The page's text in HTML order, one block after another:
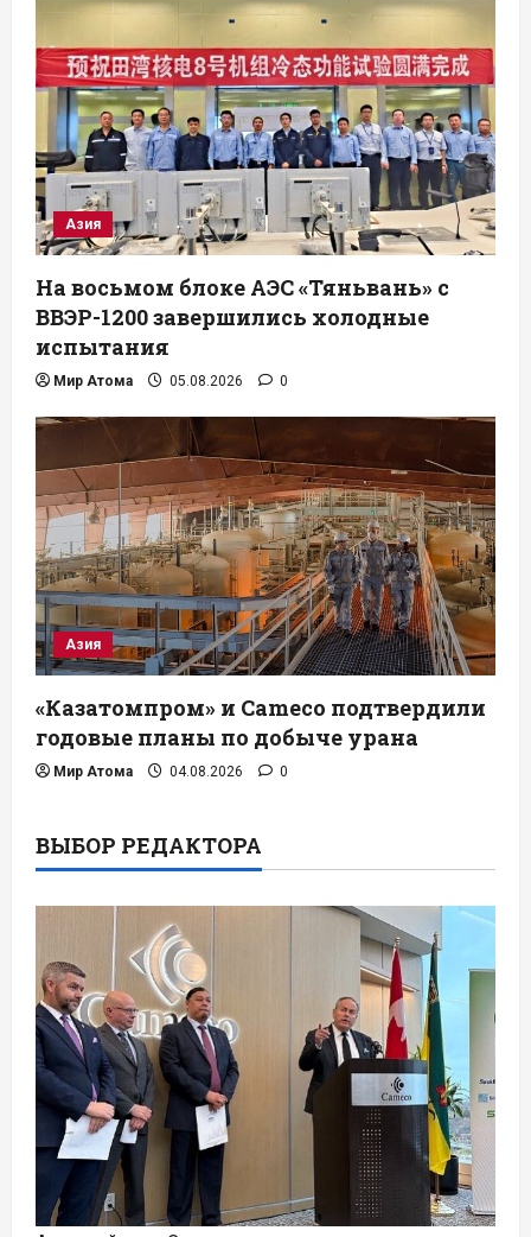
Азия
На восьмом блоке АЭС «Тяньвань» с
ВВЭР-1200 завершились холодные
испытания
Мир Атома 05.08.2026 0
Азия
«Казатомпром» и Cameco подтвердили
годовые планы по добыче урана
Мир Атома 04.08.2026 0
ВЫБОР РЕДАКТОРА